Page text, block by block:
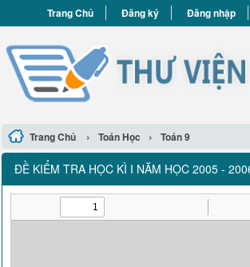
Trang Chủ Đăng ký Đăng nhập
Trang Chủ › Toán Học › Toán 9
ĐỀ KIỂM TRA HỌC KÌ I NĂM HỌC 2005 -